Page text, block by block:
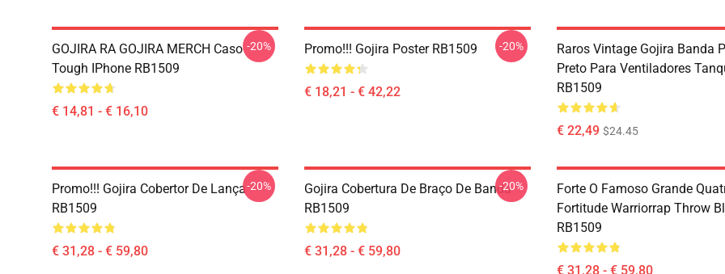
GOJIRA RA GOJIRA MERCH Caso
Tough IPhone RB1509
€ 14,81 - € 16,10
-20% Promo!!! Gojira Poster RB1509
€ 18,21 - € 42,22
-20%
Raros Vintage Gojira Banda
Preto Para Ventiladores
RB1509
€ 22,49 $24.45
Promo!!! Gojira Cobertor De Lança
RB1509
€ 31,28 - € 59,80
-20%
Gojira Cobertura De Braço De Banda
RB1509
€ 31,28 - € 59,80
-20%
Forte O Famoso Grande
Fortitude Warriorrap Throw
RB1509
€ 31,28 - € 59,80